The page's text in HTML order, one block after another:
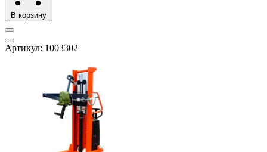
В корзину
Артикул: 1003302